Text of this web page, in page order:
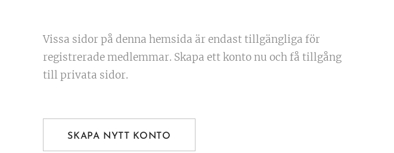
Vissa sidor på denna hemsida är endast tillgängliga för
registrerade medlemmar. Skapa ett konto nu och få tillgång
till privata sidor.
SKAPA NYTT KONTO